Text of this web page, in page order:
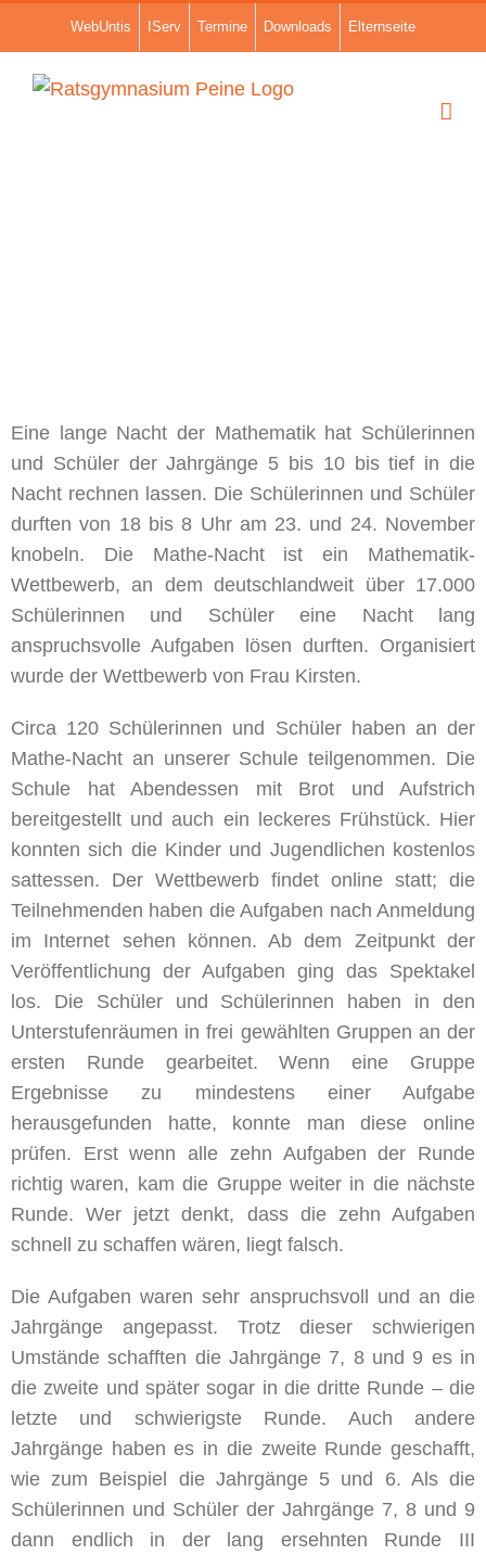
springen
WebUntis IServ Termine Downloads Elternseite
Eine lange Nacht der Mathematik hat Schülerinnen
und Schüler der Jahrgänge 5 bis 10 bis tief in die
Nacht rechnen lassen. Die Schülerinnen und Schüler
durften von 18 bis 8 Uhr am 23. und 24. November
knobeln. Die Mathe-Nacht ist ein Mathematik-
Wettbewerb, an dem deutschlandweit über 17.000
Schülerinnen und Schüler eine Nacht lang
anspruchsvolle Aufgaben lösen durften. Organisiert
wurde der Wettbewerb von Frau Kirsten.
Circa 120 Schülerinnen und Schüler haben an der
Mathe-Nacht an unserer Schule teilgenommen. Die
Schule hat Abendessen mit Brot und Aufstrich
bereitgestellt und auch ein leckeres Frühstück. Hier
konnten sich die Kinder und Jugendlichen kostenlos
sattessen. Der Wettbewerb findet online statt; die
Teilnehmenden haben die Aufgaben nach Anmeldung
im Internet sehen können. Ab dem Zeitpunkt der
Veröffentlichung der Aufgaben ging das Spektakel
los. Die Schüler und Schülerinnen haben in den
Unterstufenräumen in frei gewählten Gruppen an der
ersten Runde gearbeitet. Wenn eine Gruppe
Ergebnisse zu mindestens einer Aufgabe
herausgefunden hatte, konnte man diese online
prüfen. Erst wenn alle zehn Aufgaben der Runde
richtig waren, kam die Gruppe weiter in die nächste
Runde. Wer jetzt denkt, dass die zehn Aufgaben
schnell zu schaffen wären, liegt falsch.
Die Aufgaben waren sehr anspruchsvoll und an die
Jahrgänge angepasst. Trotz dieser schwierigen
Umstände schafften die Jahrgänge 7, 8 und 9 es in
die zweite und später sogar in die dritte Runde – die
letzte und schwierigste Runde. Auch andere
Jahrgänge haben es in die zweite Runde geschafft,
wie zum Beispiel die Jahrgänge 5 und 6. Als die
Schülerinnen und Schüler der Jahrgänge 7, 8 und 9
dann endlich in der lang ersehnten Runde III